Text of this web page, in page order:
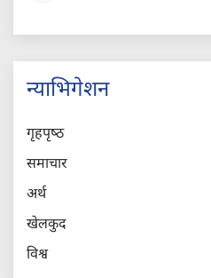
न्याभिगेशन
गृहपृष्‍ठ
समाचार
अर्थ
खेलकुद
विश्व